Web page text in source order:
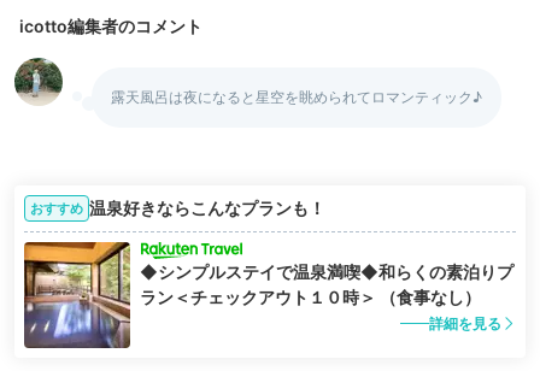
icotto編集者のコメント
露天風呂は夜になると星空を眺められてロマンティック♪
おすすめ 温泉好きならこんなプランも！
◆シンプルステイで温泉満喫◆和らくの素泊りプ
ラン＜チェックアウト１０時＞ （食事なし）
詳細を見る